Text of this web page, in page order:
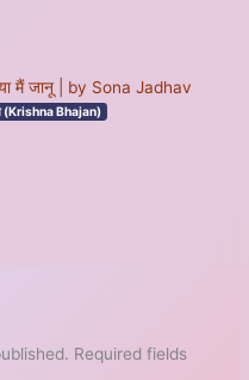
मैं जानू | by Sona Jadhav
(Krishna Bhajan)
Required fields